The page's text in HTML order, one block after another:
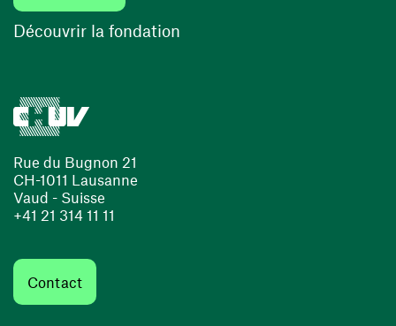
Rue du Bugnon 21
CH-1011 Lausanne
Vaud - Suisse
+41 21 314 11 11
Contact
Découvrir la fondation